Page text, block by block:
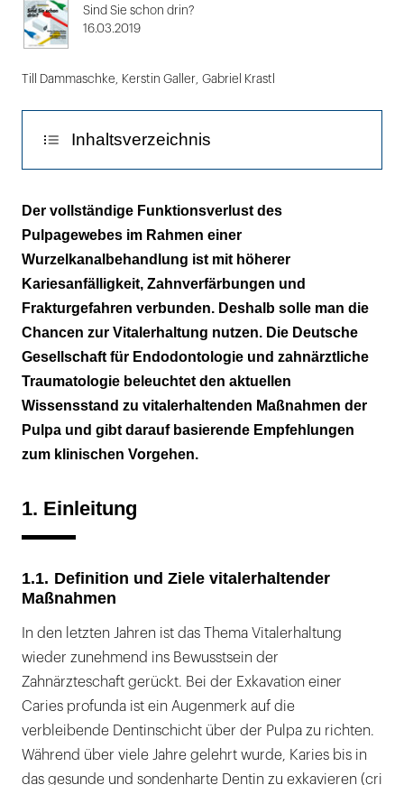
2
Sind Sie schon drin?
16.03.2019
Till Dammaschke Kerstin Galler Gabriel Krastl
Inhaltsverzeichnis
1. Einleitung
2. Indikation
3. Indirekte Überkappung
4. Direkte Überkappung
5. Pulpotomie
7. Vitalerhaltung nach traumabedingter
Pulpaexposition
Pulpaexposition
10. Abschließende Bewertung
Literaturliste
Der vollständige Funktionsverlust des
Pulpagewebes im Rahmen einer
Wurzelkanalbehandlung ist mit höherer
Kariesanfälligkeit, Zahnverfärbungen und
Frakturgefahren verbunden. Deshalb solle man die
Chancen zur Vitalerhaltung nutzen. Die Deutsche
Gesellschaft für Endodontologie und zahnärztliche
Traumatologie beleuchtet den aktuellen
Wissensstand zu vitalerhaltenden Maßnahmen der
Pulpa und gibt darauf basierende Empfehlungen
zum klinischen Vorgehen.
1. Einleitung
1.1. Definition und Ziele vitalerhaltender
Maßnahmen
In den letzten Jahren ist das Thema Vitalerhaltung
wieder zunehmend ins Bewusstsein der
Zahnärzteschaft gerückt. Bei der Exkavation einer
Caries profunda ist ein Augenmerk auf die
verbleibende Dentinschicht über der Pulpa zu richten.
Während über viele Jahre gelehrt wurde, Karies bis in
das gesunde und sondenharte Dentin zu exkavieren (cri